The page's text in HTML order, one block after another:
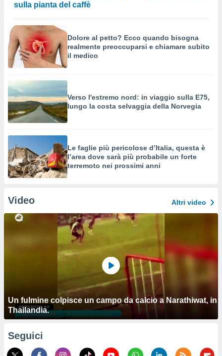
sulla pianta del caffè
Dolore al petto? Ecco quando bisogna
realmente preoccuparsi e chiamare subito
il medico
Verso l'estremo nord: in viaggio sulla E75,
lungo la costa selvaggia della Norvegia
Le faglie più pericolose d’Italia, questa è
l’area dove sarà più probabile un forte
terremoto nei prossimi anni
Video Altri video
Un fulmine colpisce un campo da calcio a Narathiwat, in
Thailandia.
Seguici